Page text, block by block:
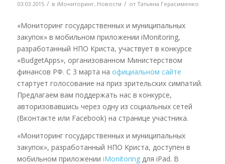
03.03.2015 / в iМониторинг, Новости / от Татьяна Герасименко
«Мониторинг государственных и муниципальных
закупок» в мобильном приложении iMonitoring,
разработанный НПО Криста, участвует в конкурсе
«BudgetApps», организованном Министерством
финансов РФ. С 3 марта на официальном сайте
стартует голосование на приз зрительских симпатий.
Предлагаем вам поддержать нас в конкурсе,
авторизовавшись через одну из социальных сетей
(Вконтакте или Facebook) на странице участника.
«Мониторинг государственных и муниципальных
закупок», разработанный НПО Криста, доступен в
мобильном приложении iMonitoringдля iPad. В